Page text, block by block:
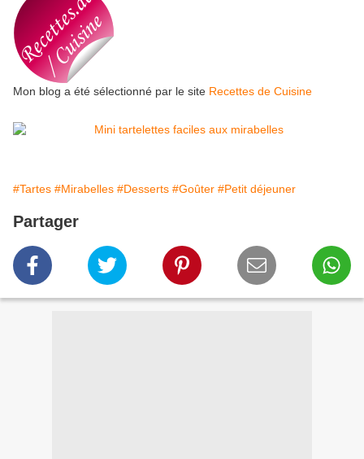
Mon blog a été sélectionné par le site Recettes de Cuisine
#Tartes #Mirabelles #Desserts #Goûter #Petit déjeuner
Partager